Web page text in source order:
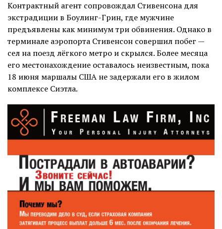
Контрактный агент сопровождал Стивенсона для
экстрадиции в Боулинг-Грин, где мужчине
предъявлены как минимум три обвинения. Однако в
терминале аэропорта Стивенсон совершил побег —
сел на поезд лёгкого метро и скрылся. Более месяца
его местонахождение оставалось неизвестным, пока
18 июня маршалы США не задержали его в жилом
комплексе Сиэтла.